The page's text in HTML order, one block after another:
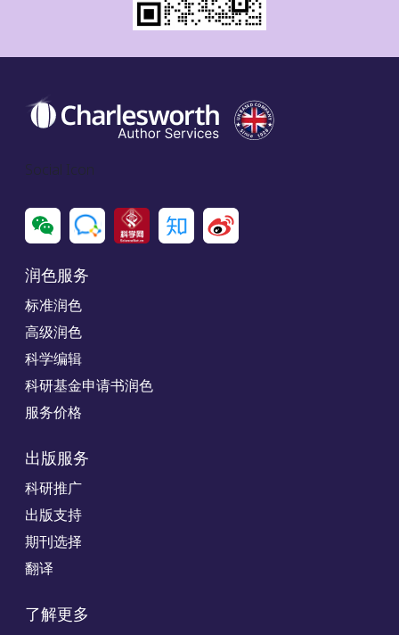
Social Icon
润色服务
标准润色
高级润色
科学编辑
科研基金申请书润色
服务价格
出版服务
科研推广
出版支持
期刊选择
翻译
了解更多